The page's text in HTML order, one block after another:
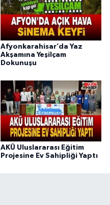
Afyonkarahisar’da Yaz
Akşamına Yeşilçam
Dokunuşu
AKÜ Uluslararası Eğitim
Projesine Ev Sahipliği Yaptı